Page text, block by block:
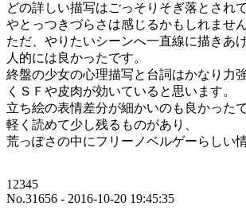
どの詳しい描写はごっそりそぎ落とされ
やとっつきづらさは感じるかもしれません
ただ、やりたいシーンへ一直線に描きあ
人的には良かったです。
終盤の少女の心理描写と台詞はかなり力
くＳＦや皮肉が効いていると思います。
立ち絵の表情差分が細かいのも良かったで
軽く読めて少し残るものがあり、
荒っぽさの中にフリーノベルゲーらしい
12345
No.31656 - 2016-10-20 19:45:35